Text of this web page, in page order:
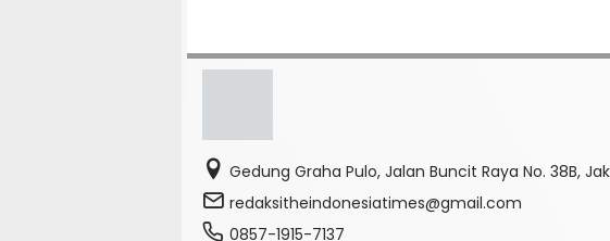
Gedung Graha Pulo, Jalan Buncit Raya No. 38B,
redaksitheindonesiatimes@gmail.com
0857-1915-7137